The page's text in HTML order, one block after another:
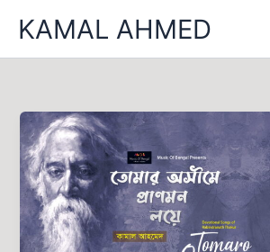
KAMAL AHMED
তোমার
অসীমে
প্রাণমন
লয়ে
–
কামাল